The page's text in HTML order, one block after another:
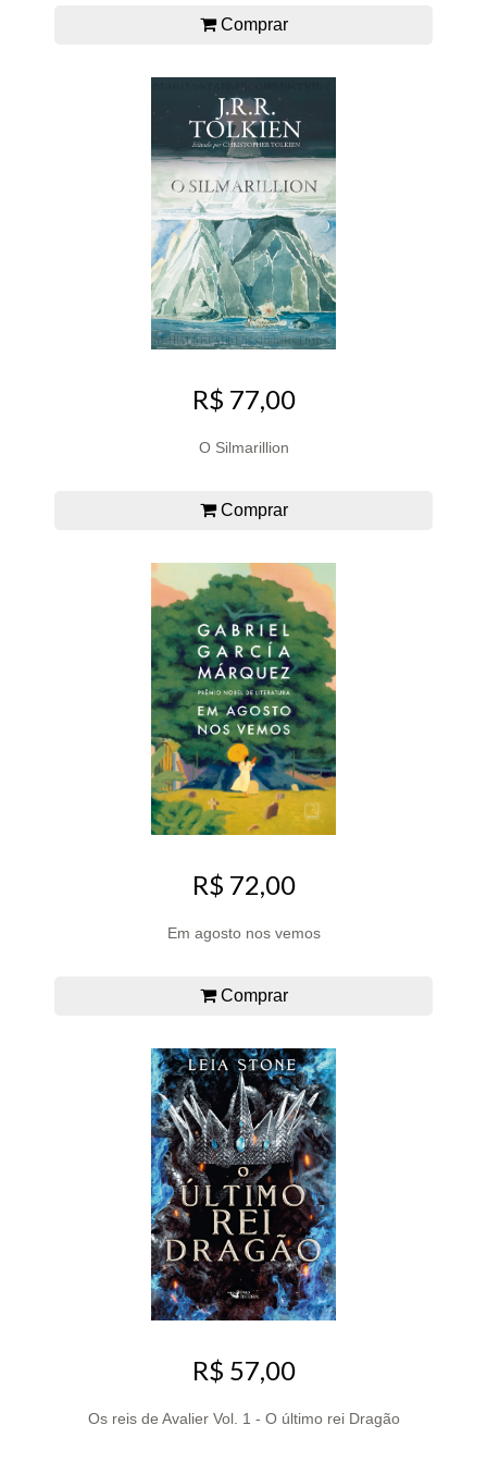
Comprar
R$ 77,00
O Silmarillion
Comprar
R$ 72,00
Em agosto nos vemos
Comprar
R$ 57,00
Os reis de Avalier Vol. 1 - O último rei Dragão